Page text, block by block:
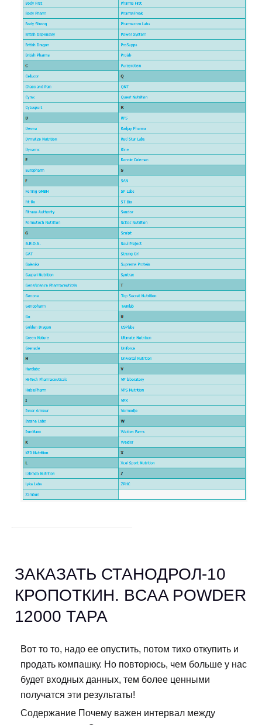
ЗАКАЗАТЬ СТАНОДРОЛ-10
КРОПОТКИН. BCAA POWDER
12000 ТАРА
Вот то то, надо ее опустить, потом тихо откупить и
продать компашку. Но повторюсь, чем больше у нас
будет входных данных, тем более ценными
получатся эти результаты!
Содержание Почему важен интервал между